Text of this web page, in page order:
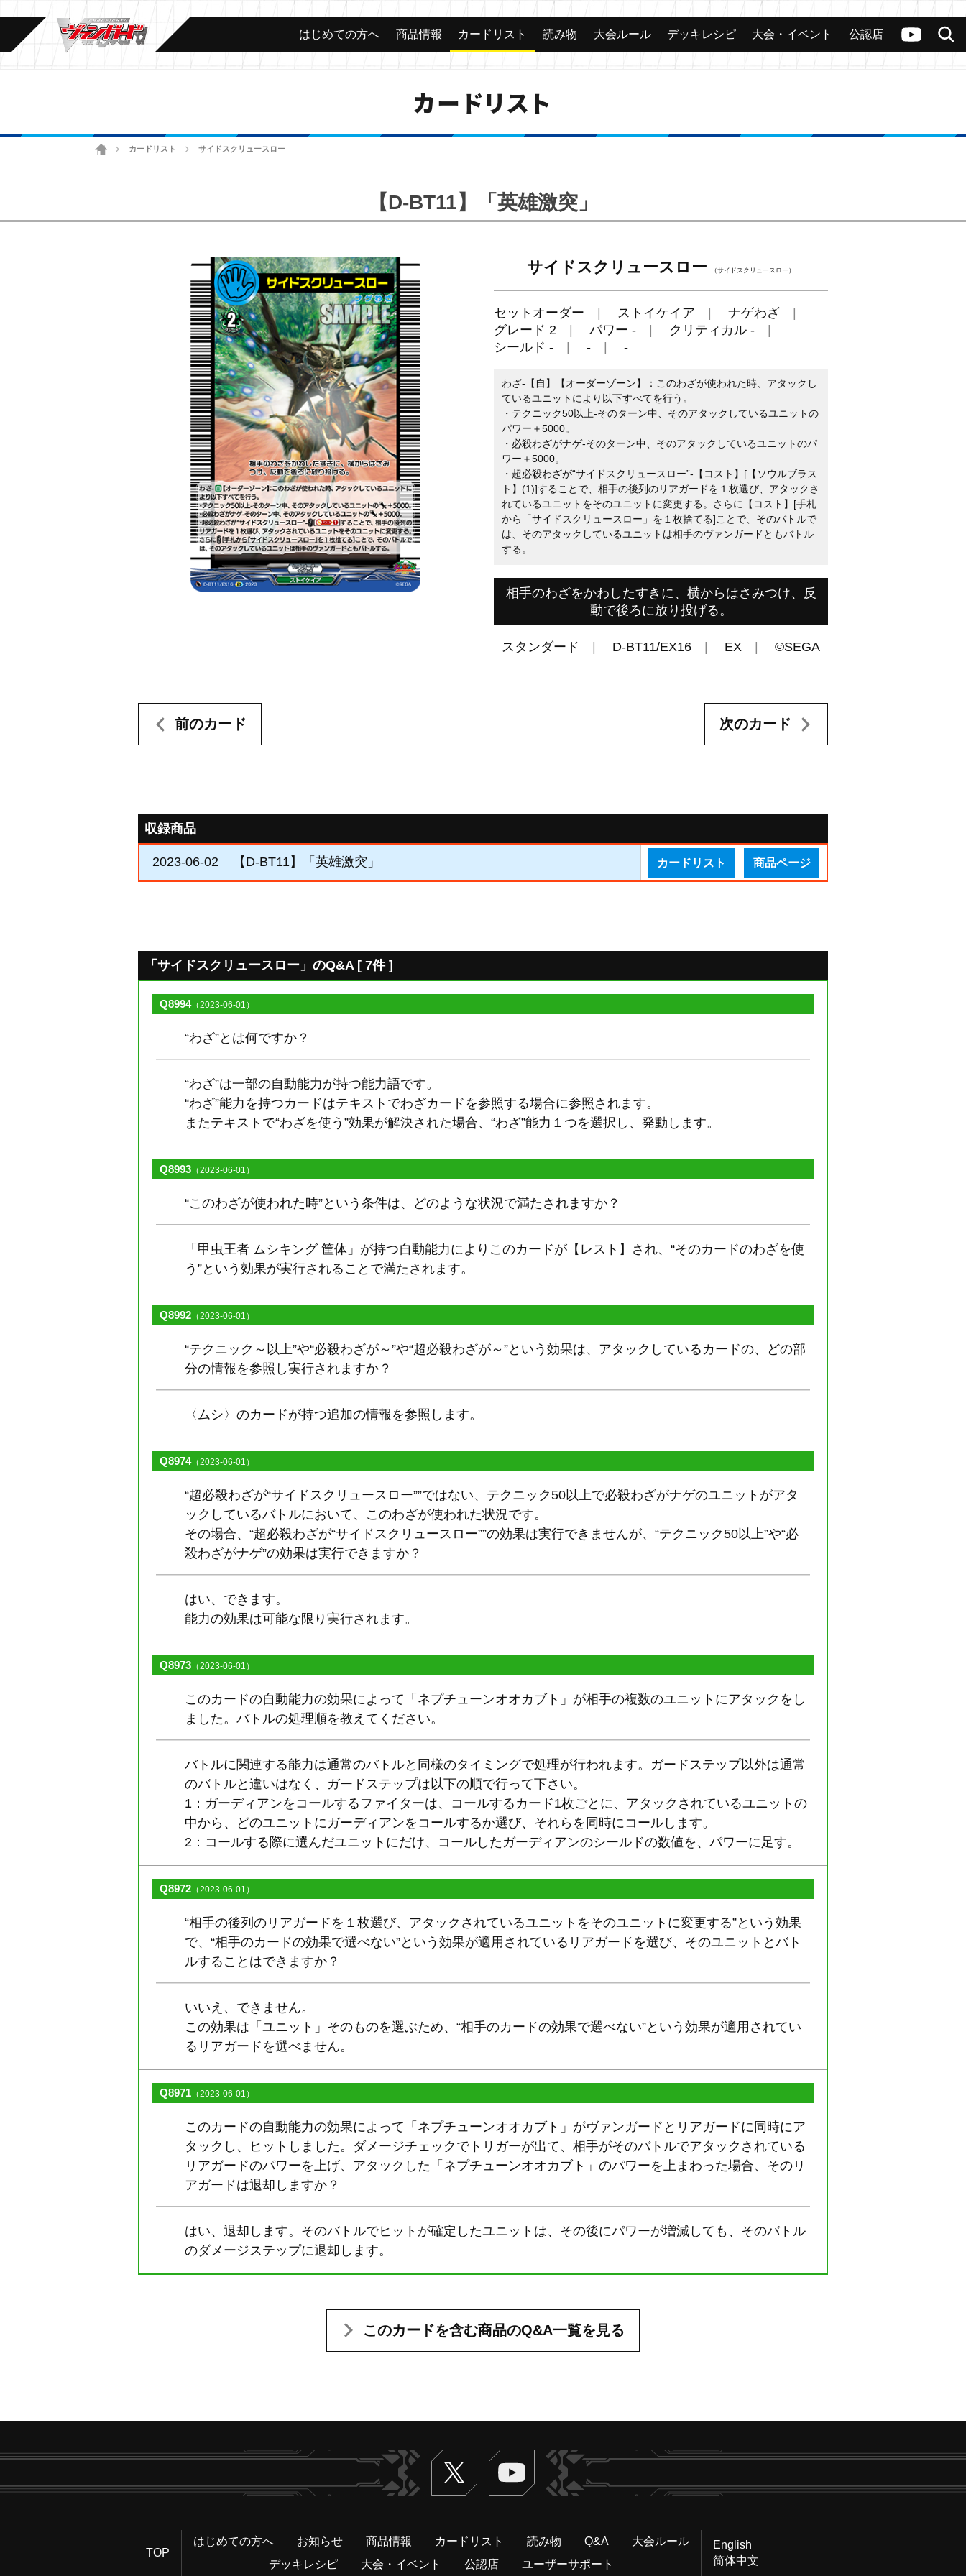
ヴァンガードch
検索
カード 大会 公認店舗 その他
はじめての方へ 商品情報 カードリスト 読み物 大会ルール デッキレシピ 大会・イベント 公認店
カードリスト
ホームカードリスト サイドスクリュースロー
【D-BT11】「英雄激突」
サイドスクリュースロー （サイドスクリュースロー）
セットオーダー ストイケイア
ナゲわざ
グレード 2
パワー -
クリティカル -
シールド -
- -
わざ-【自】【オーダーゾーン】：このわざが使われた時、アタックし
ているユニットにより以下すべてを行う。
・テクニック50以上-そのターン中、そのアタックしているユニットの
パワー＋5000。
・必殺わざがナゲ-そのターン中、そのアタックしているユニットのパ
ワー＋5000。
・超必殺わざが“サイドスクリュースロー”-【コスト】[【ソウルブラス
ト】(1)]することで、相手の後列のリアガードを１枚選び、アタックさ
れているユニットをそのユニットに変更する。さらに【コスト】[手札
から「サイドスクリュースロー」を１枚捨てる]ことで、そのバトルで
は、そのアタックしているユニットは相手のヴァンガードともバトル
する。
相手のわざをかわしたすきに、横からはさみつけ、反
動で後ろに放り投げる。
スタンダード D-BT11/EX16 EX ©SEGA
前のカード 次のカード
収録商品
2023-06-02 【D-BT11】「英雄激突」 カードリスト 商品ページ
「サイドスクリュースロー」のQ&A [ 7件 ]
Q8994（2023-06-01）
“わざ”とは何ですか？
“わざ”は一部の自動能力が持つ能力語です。
“わざ”能力を持つカードはテキストでわざカードを参照する場合に参照されます。
またテキストで“わざを使う”効果が解決された場合、“わざ”能力１つを選択し、発動します。
Q8993 （2023-06-01）
“このわざが使われた時”という条件は、どのような状況で満たされますか？
「甲虫王者 ムシキング 筐体」が持つ自動能力によりこのカードが【レスト】され、“そのカードのわざを使
う”という効果が実行されることで満たされます。
Q8992 （2023-06-01）
“テクニック～以上”や“必殺わざが～”や“超必殺わざが～”という効果は、アタックしているカードの、どの部
分の情報を参照し実行されますか？
〈ムシ〉のカードが持つ追加の情報を参照します。
Q8974（2023-06-01）
“超必殺わざが“サイドスクリュースロー””ではない、テクニック50以上で必殺わざがナゲのユニットがアタ
ックしているバトルにおいて、このわざが使われた状況です。
その場合、“超必殺わざが“サイドスクリュースロー””の効果は実行できませんが、“テクニック50以上”や“必
殺わざがナゲ”の効果は実行できますか？
はい、できます。
能力の効果は可能な限り実行されます。
Q8973 （2023-06-01）
このカードの自動能力の効果によって「ネプチューンオオカブト」が相手の複数のユニットにアタックをし
ました。バトルの処理順を教えてください。
バトルに関連する能力は通常のバトルと同様のタイミングで処理が行われます。ガードステップ以外は通常
のバトルと違いはなく、ガードステップは以下の順で行って下さい。
1：ガーディアンをコールするファイターは、コールするカード1枚ごとに、アタックされているユニットの
中から、どのユニットにガーディアンをコールするか選び、それらを同時にコールします。
2：コールする際に選んだユニットにだけ、コールしたガーディアンのシールドの数値を、パワーに足す。
Q8972 （2023-06-01）
“相手の後列のリアガードを１枚選び、アタックされているユニットをそのユニットに変更する”という効果
で、“相手のカードの効果で選べない”という効果が適用されているリアガードを選び、そのユニットとバト
ルすることはできますか？
いいえ、できません。
この効果は「ユニット」そのものを選ぶため、“相手のカードの効果で選べない”という効果が適用されてい
るリアガードを選べません。
Q8971 （2023-06-01）
このカードの自動能力の効果によって「ネプチューンオオカブト」がヴァンガードとリアガードに同時にア
タックし、ヒットしました。ダメージチェックでトリガーが出て、相手がそのバトルでアタックされている
リアガードのパワーを上げ、アタックした「ネプチューンオオカブト」のパワーを上まわった場合、そのリ
アガードは退却しますか？
はい、退却します。そのバトルでヒットが確定したユニットは、その後にパワーが増減しても、そのバトル
のダメージステップに退却します。
このカードを含む商品のQ&A一覧を見る
Twitter ヴァンガードch
TOP
はじめての方へ お知らせ 商品情報 カードリスト 読み物 Q&A
大会ルール
デッキレシピ
大会・イベント 公認店 ユーザーサポート
English
简体中文